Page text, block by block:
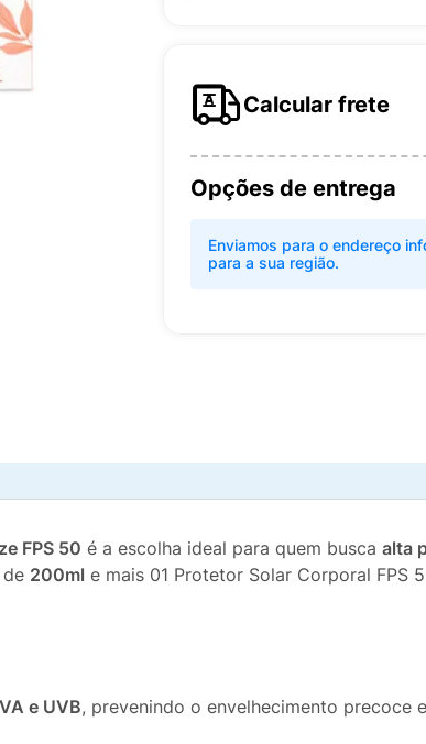
Calcular frete
Opções de entrega
Enviamos para o endereço
para a sua região.
FPS 50 é a escolha ideal para quem busca alta
200ml e mais 01 Protetor Solar Corporal FPS
e UVB, prevenindo o envelhecimento precoce